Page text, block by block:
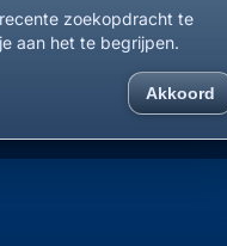
zoekopdracht te
aan het te begrijpen.
Akkoord